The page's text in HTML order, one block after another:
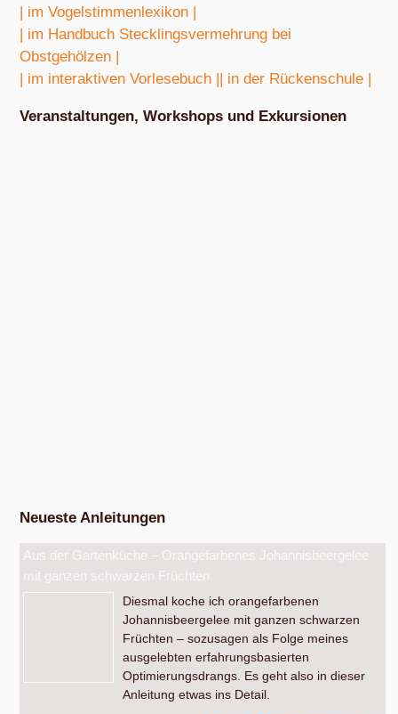
| im Vogelstimmenlexikon |
| im Handbuch Stecklingsvermehrung bei
Obstgehölzen |
| im interaktiven Vorlesebuch |
| in der Rückenschule |
Veranstaltungen, Workshops und Exkursionen
Neueste Anleitungen
Aus der Gartenküche – Orangefarbenes Johannisbeergelee
mit ganzen schwarzen Früchten
Diesmal koche ich orangefarbenen
Johannisbeergelee mit ganzen schwarzen
Früchten – sozusagen als Folge meines
ausgelebten erfahrungsbasierten
Optimierungsdrangs. Es geht also in dieser
Anleitung etwas ins Detail.